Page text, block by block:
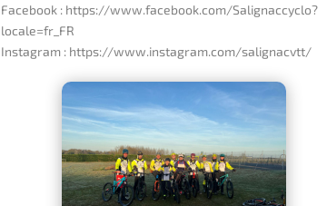
Facebook : https://www.facebook.com/Salignaccyclo?
locale=fr_FR
Instagram : https://www.instagram.com/salignacvtt/